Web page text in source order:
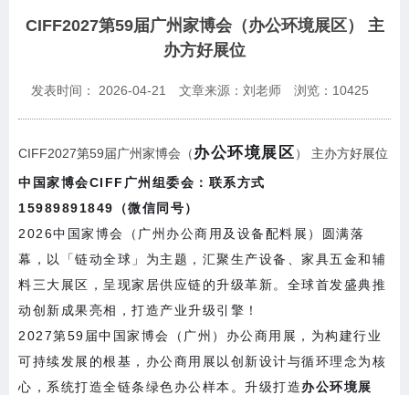
CIFF2027第59届广州家博会（办公环境展区） 主
办方好展位
发表时间： 2026-04-21 文章来源：刘老师 浏览： 10425
CIFF2027第59届广州家博会（办公环境展区） 主办方好展位
中国家博会CIFF广州组委会：联系方式
15989891849（微信同号）
2026中国家博会（广州办公商用及设备配料展）圆满落
幕，以「链动全球」为主题，汇聚生产设备、家具五金和辅
料三大展区，呈现家居供应链的升级革新。全球首发盛典推
动创新成果亮相，打造产业升级引擎！
2027第59届中国家博会（广州）办公商用展， 为构建行业
可持续发展的根基，办公商用展以创新设计与循环理念为核
心，系统打造全链条绿色办公样本。升级打造办公环境展